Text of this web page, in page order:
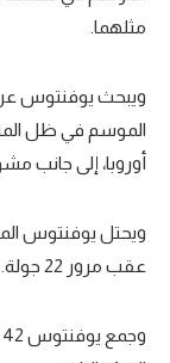
مثلهما.
ويبحث يوفنتوس
الموسم في ظل
أوروبا، إلى جانب
ويحتل يوفنتوس
عقب مرور 22 جولة.